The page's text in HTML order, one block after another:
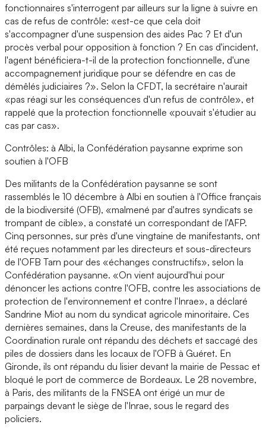
fonctionnaires s'interrogent par ailleurs sur la ligne à suivre en
cas de refus de contrôle: «est-ce que cela doit
s'accompagner d'une suspension des aides Pac ? Et d'un
procès verbal pour opposition à fonction ? En cas d'incident,
l'agent bénéficiera-t-il de la protection fonctionnelle, d'une
accompagnement juridique pour se défendre en cas de
démêlés judiciaires ?». Selon la CFDT, la secrétaire n'aurait
«pas réagi sur les conséquences d'un refus de contrôle», et
rappelé que la protection fonctionnelle «pouvait s'étudier au
cas par cas».
Contrôles: à Albi, la Confédération paysanne exprime son
soutien à l'OFB
Des militants de la Confédération paysanne se sont
rassemblés le 10 décembre à Albi en soutien à l'Office français
de la biodiversité (OFB), «malmené par d'autres syndicats se
trompant de cible», a constaté un correspondant de l'AFP.
Cinq personnes, sur près d'une vingtaine de manifestants, ont
été reçues notamment par les directeurs et sous-directeurs
de l'OFB Tarn pour des «échanges constructifs», selon la
Confédération paysanne. «On vient aujourd'hui pour
dénoncer les actions contre l'OFB, contre les associations de
protection de l'environnement et contre l'Inrae», a déclaré
Sandrine Miot au nom du syndicat agricole minoritaire. Ces
dernières semaines, dans la Creuse, des manifestants de la
Coordination rurale ont répandu des déchets et saccagé des
piles de dossiers dans les locaux de l'OFB à Guéret. En
Gironde, ils ont répandu du lisier devant la mairie de Pessac et
bloqué le port de commerce de Bordeaux. Le 28 novembre,
à Paris, des militants de la FNSEA ont érigé un mur de
parpaings devant le siège de l'Inrae, sous le regard des
policiers.